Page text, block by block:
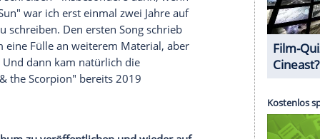
"ein neuartiger Traum, der sich erfüllt".
on news erklärtCorrdie Bedeutung des
verrät sie, warum sie vor elf Jahren als junge
Corrbeantwortet die wohl brennendste Frage,